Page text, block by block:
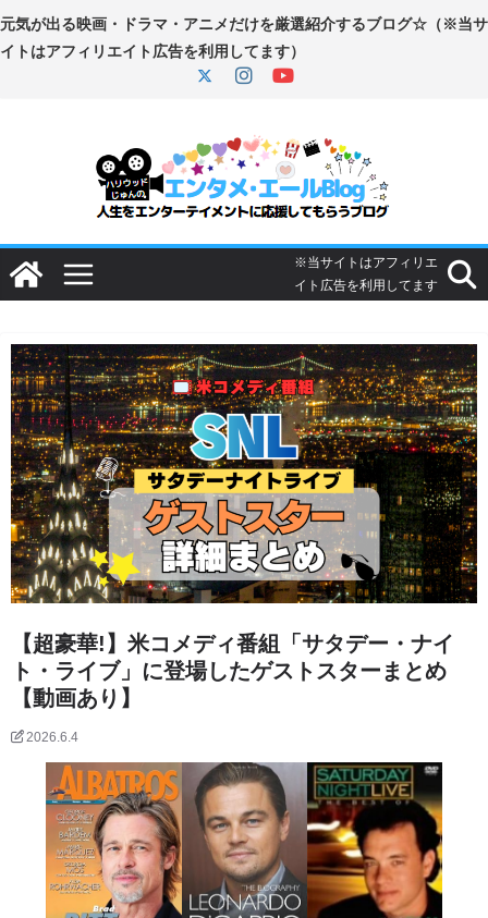
コ
ン
プ
【超豪華!】米コメディ番組「サタデー・ナイ
ト・ライブ」に登場したゲストスターまとめ
【動画あり】
2026.6.4